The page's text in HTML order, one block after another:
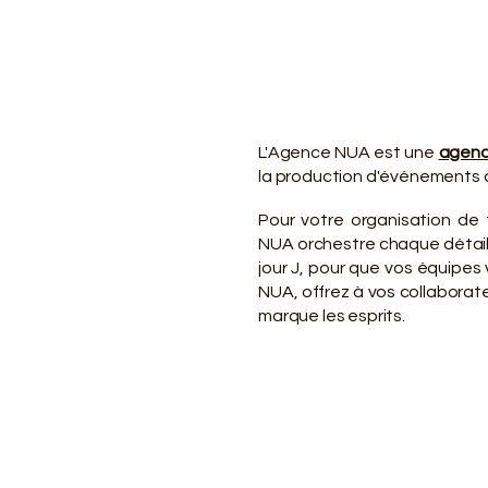
L'Agence NUA est une
la production d'événements
Pour votre organisation de
NUA orchestre chaque
jour J, pour que vos
NUA, offrez à vos
marque les esprits.